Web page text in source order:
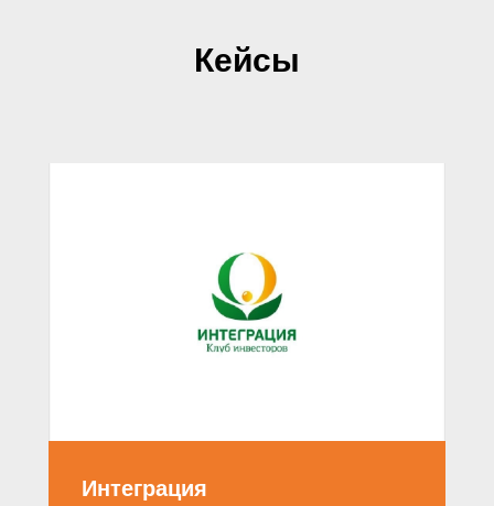
Кейсы
Интеграция